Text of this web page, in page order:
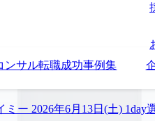
ンサル転職成功事例集
ミー 2026年6月13日(土)